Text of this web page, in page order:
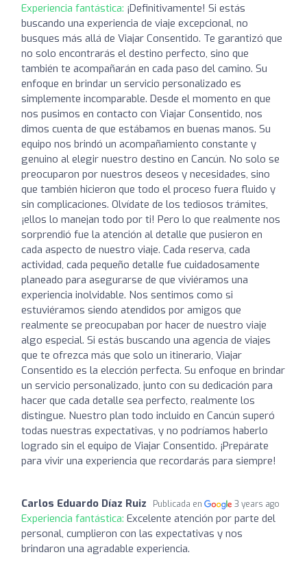
Experiencia fantástica: ¡Definitivamente! Si estás
buscando una experiencia de viaje excepcional, no
busques más allá de Viajar Consentido. Te garantizó que
no solo encontrarás el destino perfecto, sino que
también te acompañarán en cada paso del camino. Su
enfoque en brindar un servicio personalizado es
simplemente incomparable. Desde el momento en que
nos pusimos en contacto con Viajar Consentido, nos
dimos cuenta de que estábamos en buenas manos. Su
equipo nos brindó un acompañamiento constante y
genuino al elegir nuestro destino en Cancún. No solo se
preocuparon por nuestros deseos y necesidades, sino
que también hicieron que todo el proceso fuera fluido y
sin complicaciones. Olvídate de los tediosos trámites,
¡ellos lo manejan todo por ti! Pero lo que realmente nos
sorprendió fue la atención al detalle que pusieron en
cada aspecto de nuestro viaje. Cada reserva, cada
actividad, cada pequeño detalle fue cuidadosamente
planeado para asegurarse de que viviéramos una
experiencia inolvidable. Nos sentimos como si
estuviéramos siendo atendidos por amigos que
realmente se preocupaban por hacer de nuestro viaje
algo especial. Si estás buscando una agencia de viajes
que te ofrezca más que solo un itinerario, Viajar
Consentido es la elección perfecta. Su enfoque en brindar
un servicio personalizado, junto con su dedicación para
hacer que cada detalle sea perfecto, realmente los
distingue. Nuestro plan todo incluido en Cancún superó
todas nuestras expectativas, y no podríamos haberlo
logrado sin el equipo de Viajar Consentido. ¡Prepárate
para vivir una experiencia que recordarás para siempre!
Carlos Eduardo Díaz Ruiz Publicada en 3 years ago
Experiencia fantástica: Excelente atención por parte del
personal, cumplieron con las expectativas y nos
brindaron una agradable experiencia.